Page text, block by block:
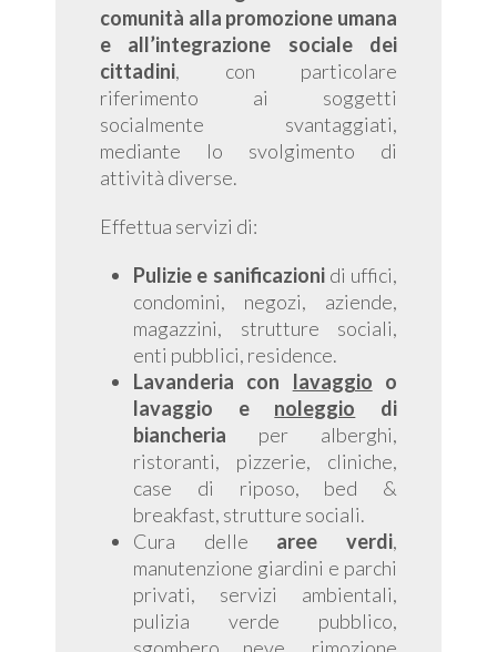
comunità alla promozione umana
e all’integrazione sociale dei
cittadini, con particolare
riferimento ai soggetti
socialmente svantaggiati,
mediante lo svolgimento di
attività diverse.
Effettua servizi di:
Pulizie e sanificazionidi uffici,
condomini, negozi, aziende,
magazzini, strutture sociali,
enti pubblici, residence.
Lavanderia con lavaggio o
lavaggio e noleggio di
biancheria per alberghi,
ristoranti, pizzerie, cliniche,
case di riposo, bed &
breakfast, strutture sociali.
Cura delle aree verdi,
manutenzione giardini e parchi
privati, servizi ambientali,
pulizia verde pubblico,